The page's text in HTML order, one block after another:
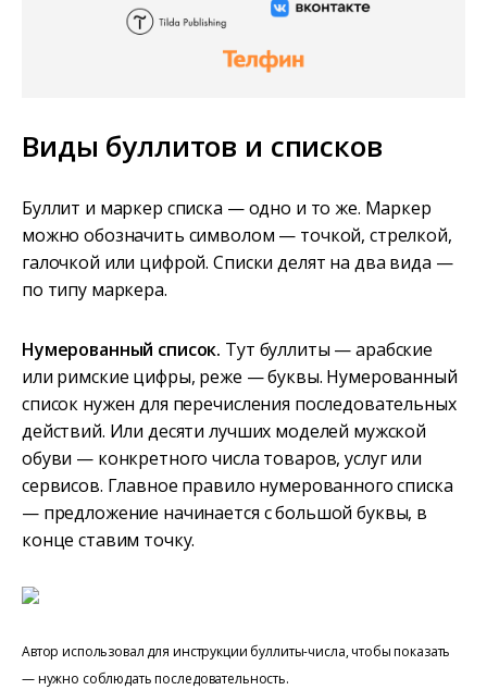
Виды буллитов и списков
Буллит и маркер списка — одно и то же. Маркер
можно обозначить символом — точкой, стрелкой,
галочкой или цифрой. Списки делят на два вида —
по типу маркера.
Нумерованный список. Тут буллиты — арабские
или римские цифры, реже — буквы. Нумерованный
список нужен для перечисления последовательных
действий. Или десяти лучших моделей мужской
обуви — конкретного числа товаров, услуг или
сервисов. Главное правило нумерованного списка
— предложение начинается с большой буквы, в
конце ставим точку.
Автор использовал для инструкции буллиты-числа, чтобы показать
— нужно соблюдать последовательность.